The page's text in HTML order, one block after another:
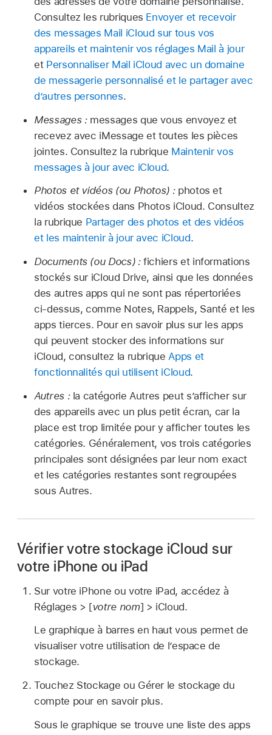
Consultez les rubriques Envoyer et recevoir
des messages Mail iCloud sur tous vos
appareils et maintenir vos réglages Mail à jour
et Personnaliser Mail iCloud avec un domaine
de messagerie personnalisé et le partager avec
d’autres personnes.
Messages : messages que vous envoyez et
recevez avec iMessage et toutes les pièces
jointes. Consultez la rubrique Maintenir vos
messages à jour avec iCloud.
Photos et vidéos (ou Photos) : photos et
vidéos stockées dans Photos iCloud. Consultez
la rubrique Partager des photos et des vidéos
et les maintenir à jour avec iCloud.
Documents (ou Docs) :fichiers et informations
stockés sur iCloud Drive, ainsi que les données
des autres apps qui ne sont pas répertoriées
ci‑dessus, comme Notes, Rappels, Santé et les
apps tierces. Pour en savoir plus sur les apps
qui peuvent stocker des informations sur
iCloud, consultez la rubriqueApps et
fonctionnalités qui utilisent iCloud.
Autres : la catégorie Autres peut s’afficher sur
des appareils avec un plus petit écran, car la
place est trop limitée pour y afficher toutes les
catégories. Généralement, vos trois catégories
principales sont désignées par leur nom exact
et les catégories restantes sont regroupées
sous Autres.
Vérifier votre stockage iCloud sur
votre iPhone ou iPad
Sur votre iPhone ou votre iPad, accédez à
Réglages > [votre nom] > iCloud.
Le graphique à barres en haut vous permet de
visualiser votre utilisation de l’espace de
stockage.
Touchez Stockage ou Gérer le stockage du
compte pour en savoir plus.
Sous le graphique se trouve une liste des apps